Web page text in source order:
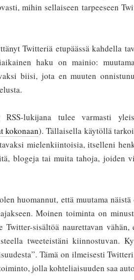
mihin sellaiseen tarpeeseen
Twitteriä etupäässä kahdella
haku on mainio:
biisi, jota en muuten
RSS-lukijana tulee varmasti
kokonaan). Tällaisella käytöllä
mielenkiintoisia, itselleni
blogeja tai muita tahoja, joiden
huomannut, että muutama
Moinen toiminta on
sisältöä naurettavan vähän,
tweeteistäni kiinnostuvan.
Tämä on ilmeisesti
jolla kohteliaisuuden saa